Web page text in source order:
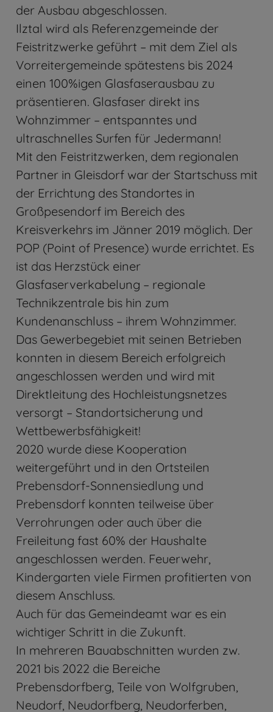
der Ausbau abgeschlossen.
Ilztal wird als Referenzgemeinde der
Feistritzwerke geführt – mit dem Ziel als
Vorreitergemeinde spätestens bis 2024
einen 100%igen Glasfaserausbau zu
präsentieren. Glasfaser direkt ins
Wohnzimmer – entspanntes und
ultraschnelles Surfen für Jedermann!
Mit den Feistritzwerken, dem regionalen
Partner in Gleisdorf war der Startschuss mit
der Errichtung des Standortes in
Großpesendorf im Bereich des
Kreisverkehrs im Jänner 2019 möglich. Der
POP (Point of Presence) wurde errichtet. Es
ist das Herzstück einer
Glasfaserverkabelung – regionale
Technikzentrale bis hin zum
Kundenanschluss – ihrem Wohnzimmer.
Das Gewerbegebiet mit seinen Betrieben
konnten in diesem Bereich erfolgreich
angeschlossen werden und wird mit
Direktleitung des Hochleistungsnetzes
versorgt – Standortsicherung und
Wettbewerbsfähigkeit!
2020 wurde diese Kooperation
weitergeführt und in den Ortsteilen
Prebensdorf-Sonnensiedlung und
Prebensdorf konnten teilweise über
Verrohrungen oder auch über die
Freileitung fast 60% der Haushalte
angeschlossen werden. Feuerwehr,
Kindergarten viele Firmen profitierten von
diesem Anschluss.
Auch für das Gemeindeamt war es ein
wichtiger Schritt in die Zukunft.
In mehreren Bauabschnitten wurden zw.
2021 bis 2022 die Bereiche
Prebensdorfberg, Teile von Wolfgruben,
Neudorf, Neudorfberg, Neudorferben,